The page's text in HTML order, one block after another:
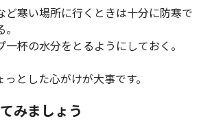
ど寒い場所に行くときは十分に防寒で
一杯の水分をとるようにしておく。
とした心がけが大事です。
みましょう